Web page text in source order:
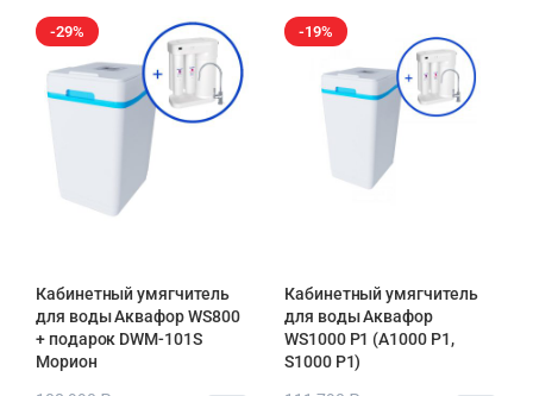
-29%
Кабинетный умягчитель
для воды Аквафор WS800
+ подарок DWM-101S
Морион
-19%
Кабинетный умягчитель
для воды Аквафор
WS1000 P1 (А1000 P1,
S1000 P1)